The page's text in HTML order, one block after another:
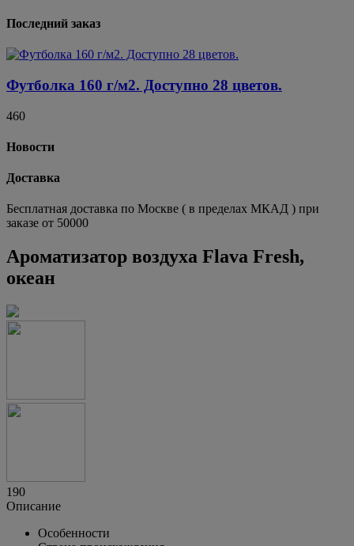
Последний заказ
Футболка 160 г/м2. Доступно 28 цветов.
460
Новости
Доставка
Бесплатная доставка по Москве ( в пределах МКАД ) при
заказе от 50000
Ароматизатор воздуха Flava Fresh,
океан
190
Описание
Особенности